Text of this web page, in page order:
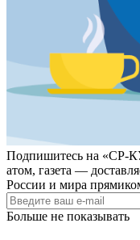
Подпишитесь на «СР-
атом, газета —
России и мира
Больше не показывать